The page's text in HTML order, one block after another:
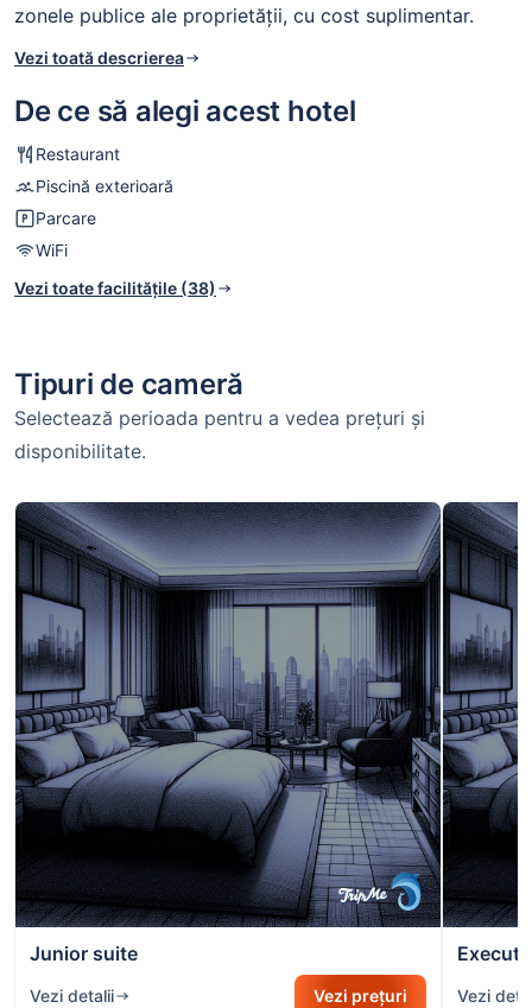
zonele publice ale proprietății, cu cost suplimentar.
Vezi toată descrierea
De ce să alegi acest hotel
Restaurant
Piscină exterioară
Parcare
WiFi
Vezi toate facilitățile (38)
Tipuri de cameră
Selectează perioada pentru a vedea prețuri și
disponibilitate.
Junior suite
Vezi detalii Vezi prețuri Vezi